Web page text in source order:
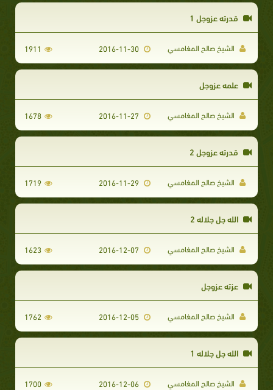
قدرته عزوجل 1
الشيخ صالح المغامسي 2016-11-30
1911
علمه عزوجل
الشيخ صالح المغامسي 1678
قدرته عزوجل 2
الشيخ صالح المغامسي 2016-11-29
1719
الله جل جلاله 2
الشيخ صالح المغامسي 1623
عزته عزوجل
الشيخ صالح المغامسي 2016-12-05
1762
الله جل جلاله 1
الشيخ صالح المغامسي 2016-12-06
1700